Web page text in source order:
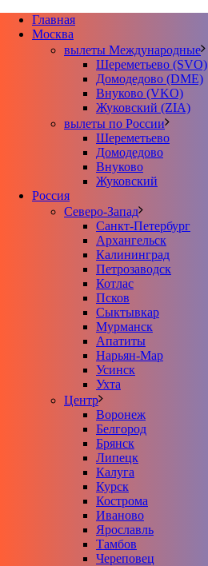
Главная
Москва
вылеты Международные
Шереметьево (SVO)
Домодедово (DME)
Внуково (VKO)
Жуковский (ZIA)
вылеты по России
Шереметьево
Домодедово
Внуково
Жуковский
Россия
Северо-Запад
Санкт-Петербург
Архангельск
Калининград
Петрозаводск
Котлас
Псков
Сыктывкар
Мурманск
Апатиты
Нарьян-Мар
Усинск
Ухта
Центр
Воронеж
Белгород
Брянск
Липецк
Калуга
Курск
Кострома
Иваново
Ярославль
Тамбов
Череповец